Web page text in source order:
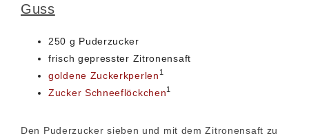
Guss
250 g Puderzucker
frisch gepresster Zitronensaft
goldene Zuckerkperlen 1
Zucker Schneeflöckchen1
Den Puderzucker sieben und mit dem Zitronensaft zu